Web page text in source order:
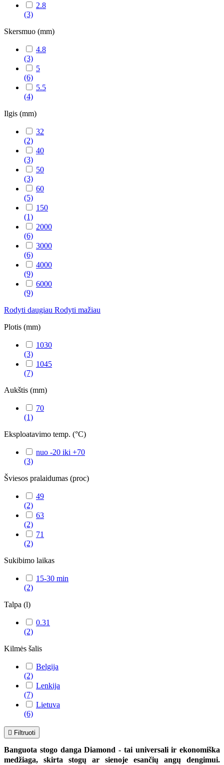
2.8
(3)
Skersmuo (mm)
4.8
(3)
5
(6)
5.5
(4)
Ilgis (mm)
32
(2)
40
(3)
50
(3)
60
(5)
150
(1)
2000
(6)
3000
(6)
4000
(9)
6000
(9)
Rodyti daugiau Rodyti mažiau
Plotis (mm)
1030
(3)
1045
(7)
Aukštis (mm)
70
(1)
Eksploatavimo temp. (°C)
nuo -20 iki +70
(3)
Šviesos pralaidumas (proc)
49
(2)
63
(2)
71
(2)
Sukibimo laikas
15-30 min
(2)
Talpa (l)
0.31
(2)
Kilmės šalis
Belgija
(2)
Lenkija
(7)
Lietuva
(6)
 Filtruoti
Banguota stogo danga Diamond - tai universali ir ekonomiška
medžiaga, skirta stogų ar sienoje esančių angų dengimui.